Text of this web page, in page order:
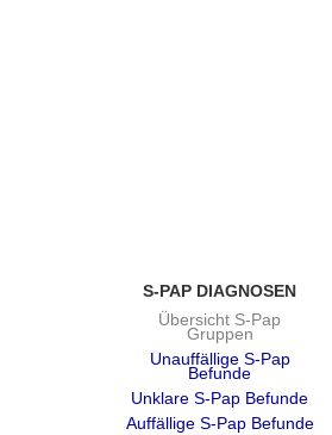
S-PAP DIAGNOSEN
Übersicht S-Pap
Gruppen
Unauffällige S-Pap
Befunde
Unklare S-Pap Befunde
Auffällige S-Pap Befunde